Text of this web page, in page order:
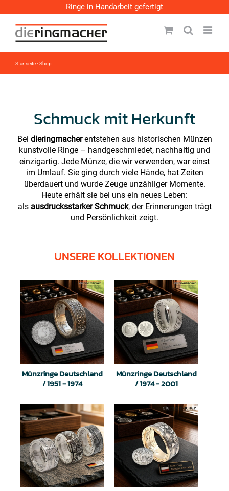
Ringe in Handarbeit gefertigt
Inhalt
springen
Startseite-Shop
Schmuck mit Herkunft
Bei dieringmacherentstehen aus historischen Münzen
kunstvolle Ringe – handgeschmiedet, nachhaltig und
einzigartig. Jede Münze, die wir verwenden, war einst
im Umlauf. Sie ging durch viele Hände, hat Zeiten
überdauert und wurde Zeuge unzähliger Momente.
Heute erhält sie bei uns ein neues Leben:
als ausdrucksstarker Schmuck, der Erinnerungen trägt
und Persönlichkeit zeigt.
UNSERE KOLLEKTIONEN
Münzringe Deutschland
/ 1951 - 1974
Münzringe Deutschland
/ 1974 - 2001